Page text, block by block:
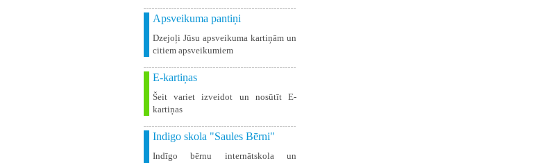
Apsveikuma pantiņi
Dzejoļi Jūsu apsveikuma kartiņām un
citiem apsveikumiem
E-kartiņas
Šeit variet izveidot un nosūtīt E-
kartiņas
Indigo skola "Saules Bērni"
Indīgo bērnu internātskola un